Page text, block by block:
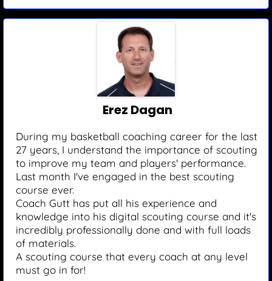
Erez Dagan
During my basketball coaching career for the last
27 years, I understand the importance of scouting
to improve my team and players' performance.
Last month I've engaged in the best scouting
course ever.
Coach Gutt has put all his experience and
knowledge into his digital scouting course and it's
incredibly professionally done and with full loads
of materials.
A scouting course that every coach at any level
must go in for!